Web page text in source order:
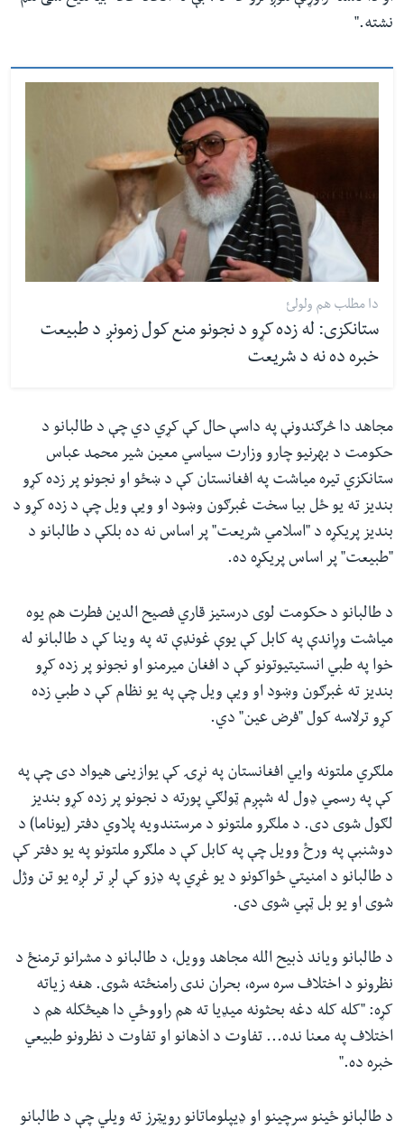
نشته."
دا مطلب هم ولولئ
ستانکزی: له زده کړو د نجونو منع کول زمونږ د طبیعت
خبره ده نه د شریعت
مجاهد دا څرګندونې په داسې حال کې کړي دي چې د طالبانو د
حکومت د بهرنیو چارو وزارت سیاسي معین شیر محمد عباس
ستانکزي تیره میاشت په افغانستان کې د ښځو او نجونو پر زده کړو
بندیز ته یو ځل بیا سخت غبرګون وښود او ویې ویل چې د زده کړو د
بندیز پریکړه د "اسلامي شریعت" پر اساس نه ده بلکې د طالبانو د
"طبیعت" پر اساس پریکړه ده.
د طالبانو د حکومت لوی درستیز قاري فصیح الدین فطرت هم یوه
میاشت وړاندې په کابل کې یوې غونډې ته په وینا کې د طالبانو له
خوا په طبي انستیتیوتونو کې د افغان میرمنو او نجونو پر زده کړو
بندیز ته غبرګون وښود او ویې ویل چې په یو نظام کې د طبي زده
کړو ترلاسه کول "فرض عین" دي.
ملګري ملتونه وايي افغانستان په نړۍ کې یوازینی هیواد دی چې په
کې په رسمي ډول له شپږم ټولګي پورته د نجونو پر زده کړو بندیز
لګول شوی دی. د ملګرو ملتونو د مرستندویه پلاوي دفتر (یوناما) د
دوشنبې په ورځ وویل چې په کابل کې د ملګرو ملتونو په یو دفتر کې
د طالبانو د امنیتي ځواکونو د یو غړي په ډزو کې لږ تر لږه یو تن وژل
شوی او یو بل ټپي شوی دی.
د طالبانو ویاند ذبیح الله مجاهد وویل، د طالبانو د مشرانو ترمنځ د
نظرونو د اختلاف سره سره، بحران ندی رامنځته شوی. هغه زیاته
کړه: "کله کله دغه بحثونه میډیا ته هم راووځي دا هیڅکله هم د
اختلاف په معنا نده... تفاوت د اذهانو او تفاوت د نظرونو طبیعي
خبره ده."
د طالبانو ځینو سرچینو او ډیپلوماتانو رویټرز ته ویلي چې د طالبانو